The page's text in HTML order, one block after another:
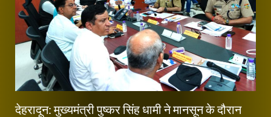
देहरादून: मुख्यमंत्री पुष्कर सिंह धामी ने मानसून के दौरान